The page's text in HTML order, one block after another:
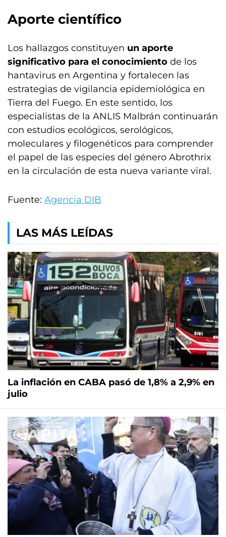
Aporte científico
Los hallazgos constituyen un aporte
significativo para el conocimiento de los
hantavirus en Argentina y fortalecen las
estrategias de vigilancia epidemiológica en
Tierra del Fuego. En este sentido, los
especialistas de la ANLIS Malbrán continuarán
con estudios ecológicos, serológicos,
moleculares y filogenéticos para comprender
el papel de las especies del género Abrothrix
en la circulación de esta nueva variante viral.
Fuente: Agencia DIB
LAS MÁS LEÍDAS
La inflación en CABA pasó de 1,8% a 2,9% en
julio